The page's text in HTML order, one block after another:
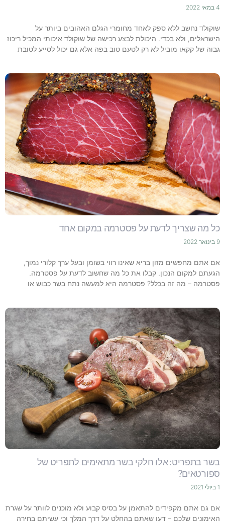
4 במאי 2022
שוקולד נחשב ללא ספק לאחד מחומרי הגלם האהובים ביותר על
הישראלים, ולא בכדי. היכולת לבצע רכישה של שוקולד איכותי המכיל ריכוז
גבוה של קקאו מוביל לא רק לטעם טוב בפה אלא גם יכול לסייע לטובת
כל מה שצריך לדעת על פסטרמה במקום אחד
9 בינואר 2022
אם אתם מחפשים מזון בריא שאינו רווי בשומן ובעל ערך קלורי נמוך,
הגעתם למקום הנכון. קבלו את כל מה שחשוב לדעת על פסטרמה.
פסטרמה – מה זה בכלל? פסטרמה היא למעשה נתח בשר כבוש או
בשר בתפריט: אלו חלקי בשר מתאימים לתפריט של
ספורטאים?
1 ביולי 2021
אם גם אתם מקפידים להתאמן על בסיס קבוע ולא מוכנים לוותר על שגרת
האימונים שלכם – דעו שאתם בהחלט על דרך המלך וכי עשיתם בחירה